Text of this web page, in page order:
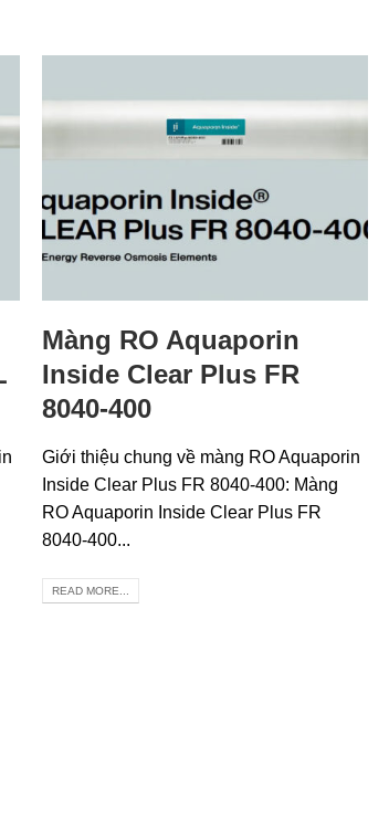
Màng RO Aquaporin
Inside Clear Plus FR
8040-400
Giới thiệu chung về màng RO Aquaporin
Inside Clear Plus FR 8040-400: Màng
RO Aquaporin Inside Clear Plus FR
8040-400...
READ MORE...